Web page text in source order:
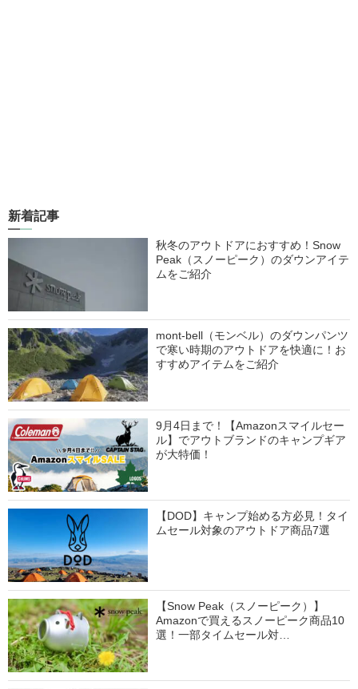
新着記事
秋冬のアウトドアにおすすめ！Snow
Peak（スノーピーク）のダウンアイテ
ムをご紹介
mont-bell（モンベル）のダウンパンツ
で寒い時期のアウトドアを快適に！お
すすめアイテムをご紹介
9月4日まで！【Amazonスマイルセー
ル】でアウトブランドのキャンプギア
が大特価！
【DOD】キャンプ始める方必見！タイ
ムセール対象のアウトドア商品7選
【Snow Peak（スノーピーク）】
Amazonで買えるスノーピーク商品10
選！一部タイムセール対…